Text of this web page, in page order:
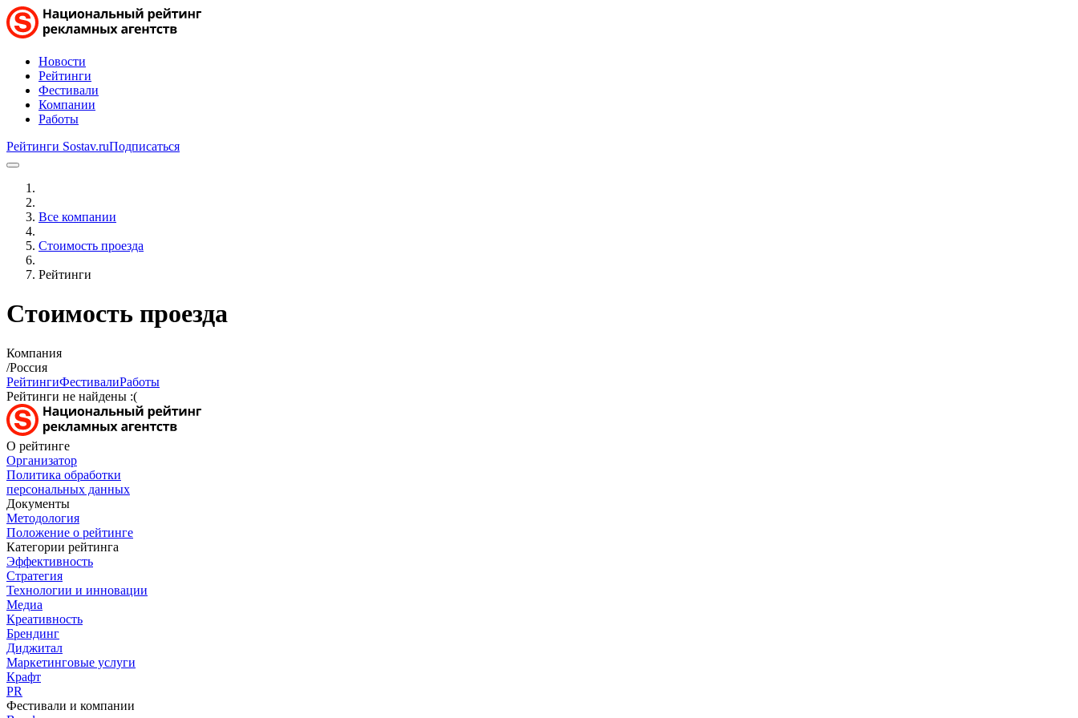
Новости
Рейтинги
Фестивали
Компании
Работы
Рейтинги Sostav.ruПодписаться
Все компании
Стоимость проезда
Рейтинги
Стоимость проезда
Компания
/Россия
РейтингиФестивалиРаботы
Рейтинги не найдены :(
О рейтинге
Организатор
Политика обработки
персональных данных
Документы
Методология
Положение о рейтинге
Категории рейтинга
Эффективность
Стратегия
Технологии и инновации
Медиа
Креативность
Брендинг
Диджитал
Маркетинговые услуги
Крафт
PR
Фестивали и компании